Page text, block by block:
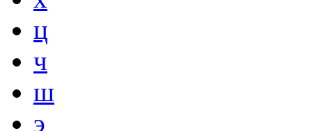
ц
ч
ш
э